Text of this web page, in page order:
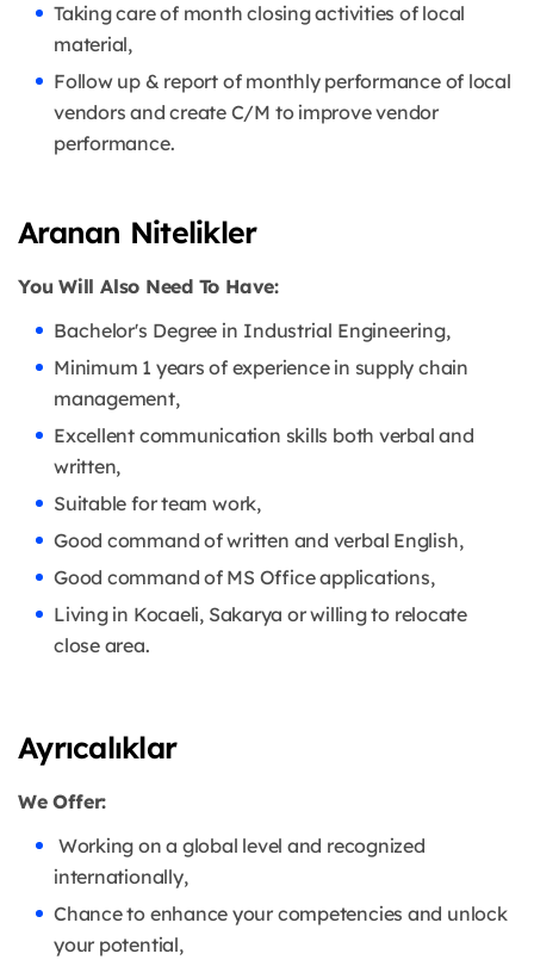
Taking care of month closing activities of local
material,
Follow up & report of monthly performance of local
vendors and create C/M to improve vendor
performance.
Aranan Nitelikler
You Will Also Need To Have:
Bachelor's Degree in Industrial Engineering,
Minimum 1 years of experience in supply chain
management,
Excellent communication skills both verbal and
written,
Suitable for team work,
Good command of written and verbal English,
Good command of MS Office applications,
Living in Kocaeli, Sakarya or willing to relocate
close area.
Ayrıcalıklar
We Offer:
Working on a global level and recognized
internationally,
Chance to enhance your competencies and unlock
your potential,